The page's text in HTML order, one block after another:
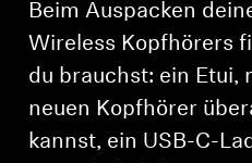
Beim Auspacken
Wireless Kopfhörers
du brauchst: ein Etui,
neuen Kopfhörer
kannst, ein USB-C-